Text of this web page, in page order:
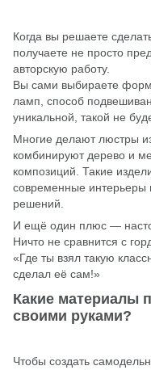
Когда вы решаете
получаете не просто
авторскую работу.
Вы сами выбираете
ламп, способ
уникальной, такой не
Многие делают люстры
комбинируют дерево и
композиций. Такие
современные
решений.
И ещё один плюс —
Ничто не сравнится с
«Где ты взял такую
сделал её сам!»
Какие материалы
своими руками?
Чтобы создать